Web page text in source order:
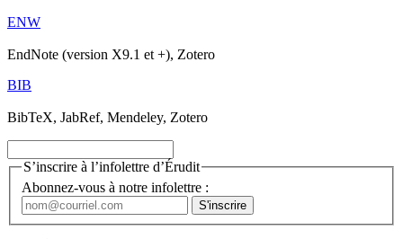
ENW
EndNote (version X9.1 et +), Zotero
BIB
BibTeX, JabRef, Mendeley, Zotero
S’inscrire à l’infolettre d’Érudit
Abonnez-vous à notre infolettre :